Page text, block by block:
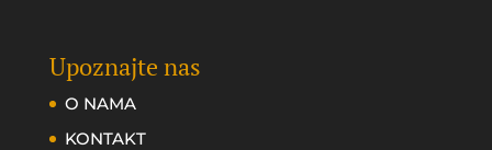
Upoznajte nas
O NAMA
KONTAKT